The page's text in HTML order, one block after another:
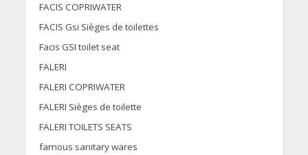
FACIS COPRIWATER
FACIS Gsi Sièges de toilettes
Facis GSI toilet seat
FALERI
FALERI COPRIWATER
FALERI Sièges de toilette
FALERI TOILETS SEATS
famous sanitary wares